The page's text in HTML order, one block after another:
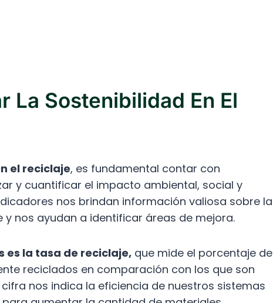
La Sostenibilidad En El
el reciclaje, es fundamental contar con
y cuantificar el impacto ambiental, social y
nos brindan información valiosa sobre la
nos ayudan a identificar áreas de mejora.
es la tasa de reciclaje, que mide el porcentaje de
reciclados en comparación con los que son
nos indica la eficiencia de nuestros sistemas